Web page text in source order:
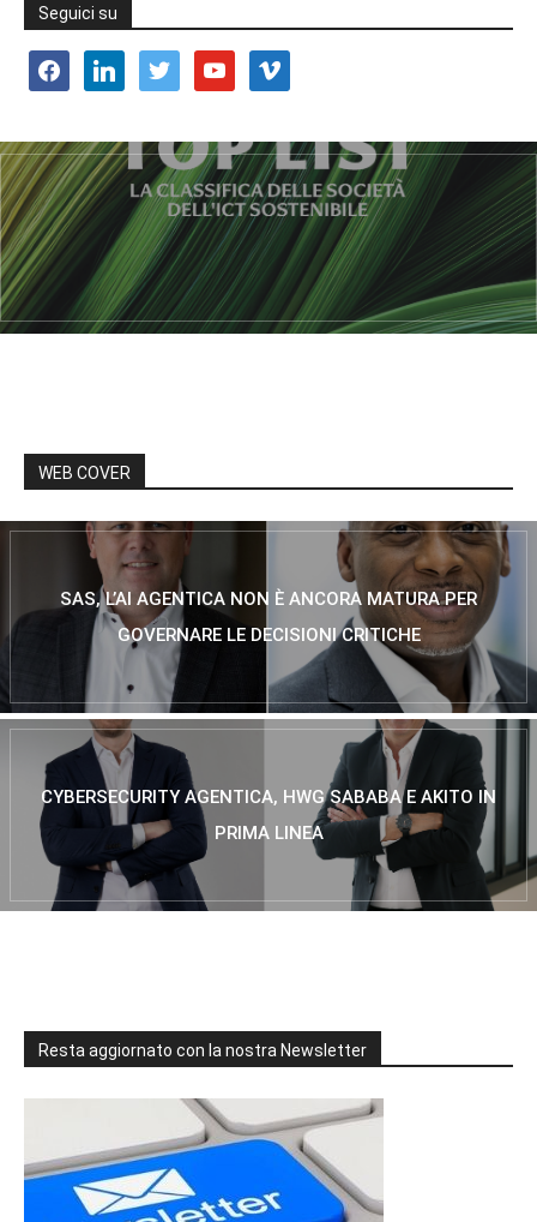
Seguici su
facebooklinkedin twitter youtube vimeo
WEB COVER
SAS, L’AI AGENTICA NON È ANCORA MATURA PER
GOVERNARE LE DECISIONI CRITICHE
CYBERSECURITY AGENTICA, HWG SABABA E AKITO IN
PRIMA LINEA
Resta aggiornato con la nostra Newsletter